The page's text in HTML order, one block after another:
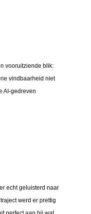
vooruitziende blik:
vindbaarheid niet
AI-gedreven
vooruitziende blik: RB-
echt geluisterd naar
werd er prettig
er echt geluisterd naar